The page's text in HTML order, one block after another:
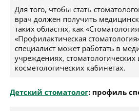
Для того, чтобы стать
врач должен получить
таких областях, как
«Профилактическая
специалист может работать в
учреждениях, стоматологических
косметологических кабинетах.
Детский стоматолог: профиль